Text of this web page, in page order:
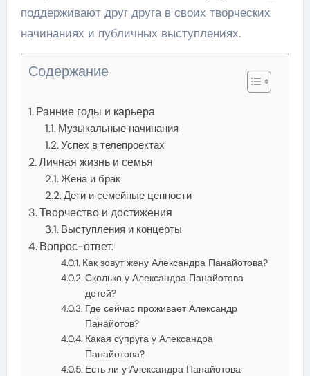
поддерживают друг друга в своих творческих
начинаниях и публичных выступлениях.
Содержание
Ранние годы и карьера
Музыкальные начинания
Успех в телепроектах
Личная жизнь и семья
Жена и брак
Дети и семейные ценности
Творчество и достижения
Выступления и концерты
Вопрос-ответ:
Как зовут жену Александра Панайотова?
Сколько у Александра Панайотова
детей?
Где сейчас проживает Александр
Панайотов?
Какая супруга у Александра
Панайотова?
Есть ли у Александра Панайотова